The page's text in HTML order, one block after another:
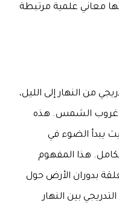
معاني علمية مرتبطة
من النهار إلى الليل،
غروب الشمس. هذه
يبدأ الضوء في
هذا المفهوم
بدوران الأرض حول
بين النهار